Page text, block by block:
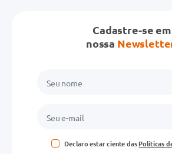
Cadastre-se em
nossa
Declaro estar ciente dasPolíticas